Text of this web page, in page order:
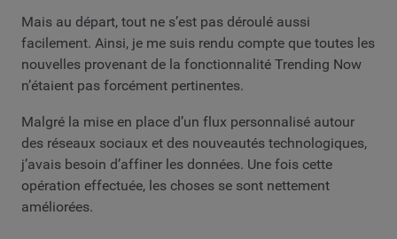
Mais au départ, tout ne s’est pas déroulé aussi
facilement. Ainsi, je me suis rendu compte que toutes les
nouvelles provenant de la fonctionnalité Trending Now
n’étaient pas forcément pertinentes.
Malgré la mise en place d’un flux personnalisé autour
des réseaux sociaux et des nouveautés technologiques,
j’avais besoin d’affiner les données. Une fois cette
opération effectuée, les choses se sont nettement
améliorées.